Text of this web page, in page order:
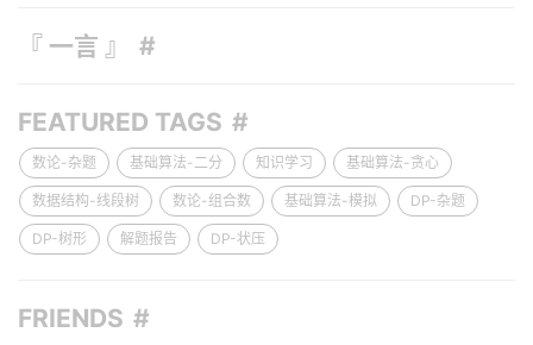
『 一言 』
FEATURED TAGS
数论-杂题 基础算法-二分 知识学习 基础算法-贪心
数据结构-线段树 数论-组合数 基础算法-模拟 DP-杂题
DP-树形 解题报告 DP-状压
FRIENDS